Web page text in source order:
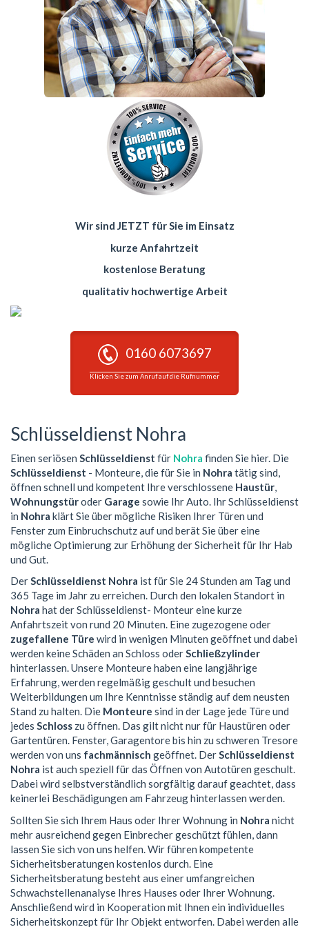
Wir sind JETZT für Sie im Einsatz
kurze Anfahrtzeit
kostenlose Beratung
qualitativ hochwertige Arbeit
0160 6073697
Klicken Sie zum Anruf auf die Rufnummer
Schlüsseldienst Nohra
Einen seriösen Schlüsseldienst für Nohra finden Sie hier. Die
Schlüsseldienst - Monteure, die für Sie in Nohra tätig sind,
öffnen schnell und kompetent Ihre verschlossene Haustür,
Wohnungstüroder Garage sowie Ihr Auto. Ihr Schlüsseldienst
in Nohra klärt Sie über mögliche Risiken Ihrer Türen und
Fenster zum Einbruchschutz auf und berät Sie über eine
mögliche Optimierung zur Erhöhung der Sicherheit für Ihr Hab
und Gut.
DerSchlüsseldienst Nohra ist für Sie 24 Stunden am Tag und
365 Tage im Jahr zu erreichen. Durch den lokalen Standort in
Nohra hat der Schlüsseldienst- Monteur eine kurze
Anfahrtszeit von rund 20 Minuten. Eine zugezogene oder
zugefallene Türe wird in wenigen Minuten geöffnet und dabei
werden keine Schäden an Schloss oderSchließzylinder
hinterlassen. Unsere Monteure haben eine langjährige
Erfahrung, werden regelmäßig geschult und besuchen
Weiterbildungen um Ihre Kenntnisse ständig auf dem neusten
Stand zu halten. Die Monteure sind in der Lage jede Türe und
jedes Schloss zu öffnen. Das gilt nicht nur für Haustüren oder
Gartentüren. Fenster, Garagentore bis hin zu schweren Tresore
werden von uns fachmännisch geöffnet. DerSchlüsseldienst
Nohra ist auch speziell für das Öffnen von Autotüren geschult.
Dabei wird selbstverständlich sorgfältig darauf geachtet, dass
keinerlei Beschädigungen am Fahrzeug hinterlassen werden.
Sollten Sie sich Ihrem Haus oder Ihrer Wohnung in Nohra nicht
mehr ausreichend gegen Einbrecher geschützt fühlen, dann
lassen Sie sich von uns helfen. Wir führen kompetente
Sicherheitsberatungen kostenlos durch. Eine
Sicherheitsberatung besteht aus einer umfangreichen
Schwachstellenanalyse Ihres Hauses oder Ihrer Wohnung.
Anschließend wird in Kooperation mit Ihnen ein individuelles
Sicherheitskonzept für Ihr Objekt entworfen. Dabei werden alle